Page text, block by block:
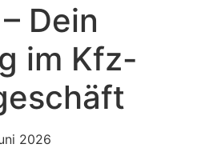
Dein
im Kfz-
2026